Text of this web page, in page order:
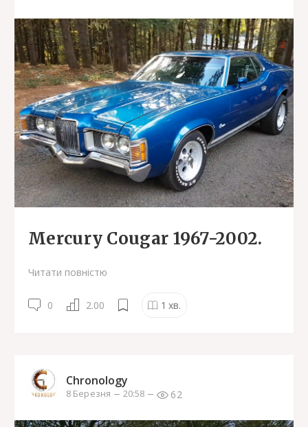
Mercury Cougar 1967-2002.
Читати повністю
0 2.00 1 хв.
Chronology
8 Березня 20:58 62